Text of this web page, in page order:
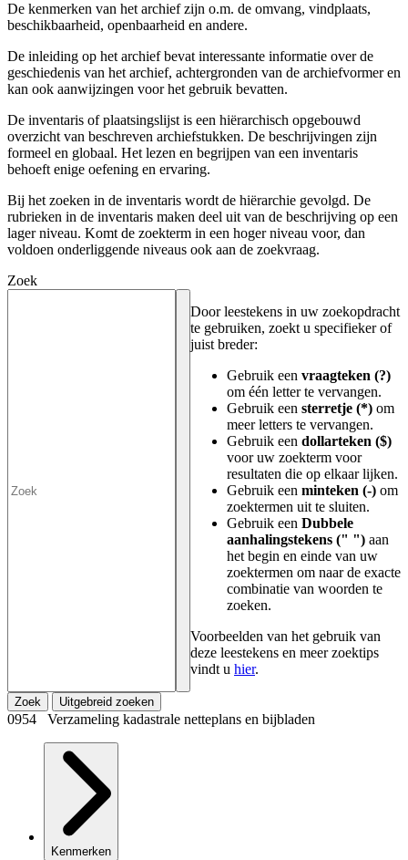
De kenmerken van het archief zijn o.m. de omvang, vindplaats,
beschikbaarheid, openbaarheid en andere.
De inleiding op het archief bevat interessante informatie over de
geschiedenis van het archief, achtergronden van de archiefvormer en
kan ook aanwijzingen voor het gebruik bevatten.
De inventaris of plaatsingslijst is een hiërarchisch opgebouwd
overzicht van beschreven archiefstukken. De beschrijvingen zijn
formeel en globaal. Het lezen en begrijpen van een inventaris
behoeft enige oefening en ervaring.
Bij het zoeken in de inventaris wordt de hiërarchie gevolgd. De
rubrieken in de inventaris maken deel uit van de beschrijving op een
lager niveau. Komt de zoekterm in een hoger niveau voor, dan
voldoen onderliggende niveaus ook aan de zoekvraag.
Zoek
Door leestekens in uw zoekopdracht
te gebruiken, zoekt u specifieker of
juist breder:
Gebruik een vraagteken (?)
om één letter te vervangen.
Gebruik een sterretje (*) om
meer letters te vervangen.
Gebruik een dollarteken ($)
voor uw zoekterm voor
resultaten die op elkaar lijken.
Gebruik een minteken (-) om
zoektermen uit te sluiten.
Gebruik een Dubbele
aanhalingstekens (" ") aan
het begin en einde van uw
zoektermen om naar de exacte
combinatie van woorden te
zoeken.
Voorbeelden van het gebruik van
deze leestekens en meer zoektips
vindt u hier.
Zoek Uitgebreid zoeken
0954 Verzameling kadastrale netteplans en bijbladen
Kenmerken